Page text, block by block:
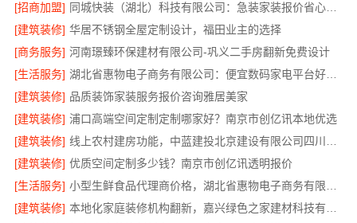
[招商加盟]
同城快装（湖北）科技有限公司：急装家装报价省心，透明无套路
[建筑装修] 华居不锈钢全屋定制设计，福田业主的选择
[商务服务] 河南璟臻环保建材有限公司-巩义二手房翻新免费设计
[生活服务]
湖北省惠物电子商务有限公司：便宜数码家电平台好不好？
[建筑装修] 品质装饰家装服务报价咨询雅居美家
[建筑装修] 浦口高端空间定制定制哪家好？南京市创亿讯本地优选
[建筑装修]
[建筑装修] 优质空间定制多少钱？南京市创亿讯透明报价
[生活服务]
[建筑装修]